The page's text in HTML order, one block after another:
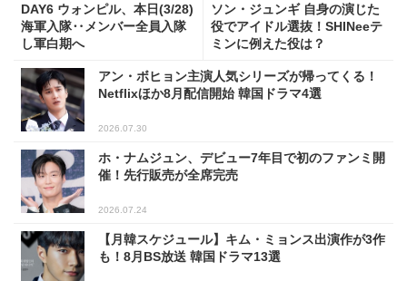
DAY6 ウォンピル、本日(3/28)
海軍入隊‥メンバー全員入隊
し軍白期へ
ソン・ジュンギ 自身の演じた
役でアイドル選抜！SHINeeテ
ミンに例えた役は？
アン・ボヒョン主演人気シリーズが帰ってくる！
Netflixほか8月配信開始 韓国ドラマ4選
2026.07.30
ホ・ナムジュン、デビュー7年目で初のファンミ開
催！先行販売が全席完売
2026.07.24
【月韓スケジュール】キム・ミョンス出演作が3作
も！8月BS放送 韓国ドラマ13選